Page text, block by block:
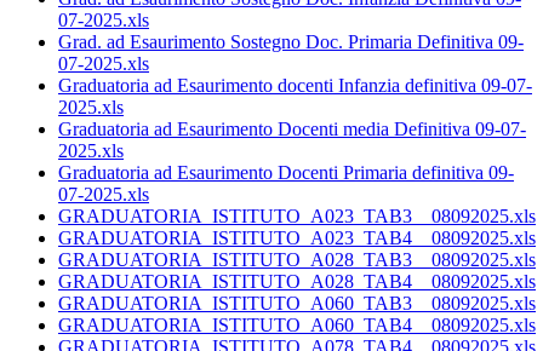
07-2025.xls
Grad. ad Esaurimento Sostegno Doc. Primaria Definitiva 09-
07-2025.xls
Graduatoria ad Esaurimento docenti Infanzia definitiva 09-07-
2025.xls
Graduatoria ad Esaurimento Docenti media Definitiva 09-07-
2025.xls
Graduatoria ad Esaurimento Docenti Primaria definitiva 09-
07-2025.xls
GRADUATORIA_ISTITUTO_A023_TAB3__08092025.xls
GRADUATORIA_ISTITUTO_A023_TAB4__08092025.xls
GRADUATORIA_ISTITUTO_A028_TAB3__08092025.xls
GRADUATORIA_ISTITUTO_A028_TAB4__08092025.xls
GRADUATORIA_ISTITUTO_A060_TAB3__08092025.xls
GRADUATORIA_ISTITUTO_A060_TAB4__08092025.xls